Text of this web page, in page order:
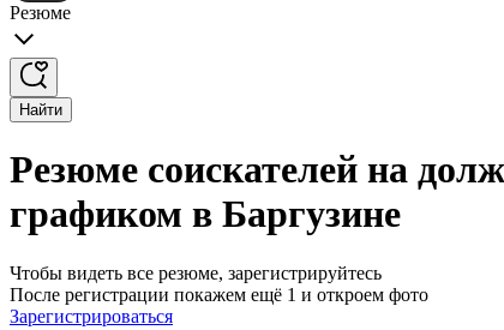
Резюме
Найти
Резюме соискателей на
графиком в Баргузине
Чтобы видеть все резюме, зарегистрируйтесь
После регистрации покажем ещё 1 и откроем фото
Зарегистрироваться